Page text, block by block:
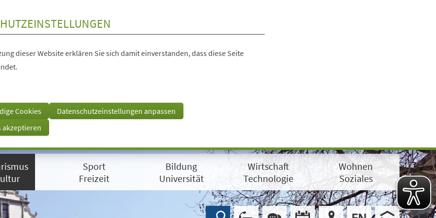
dieser Website erklären Sie sich damit einverstanden, dass diese Seite
Cookies
Datenschutzeinstellungen anpassen
akzeptieren
Sport
Freizeit
Bildung
Universität
Wirtschaft
Technologie
Wohnen
Soziales